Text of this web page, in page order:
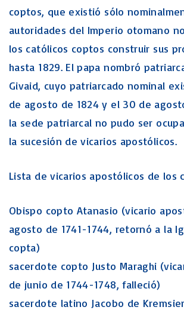
coptos, que existió sólo
autoridades del Imperio otomano
los católicos coptos construir sus
hasta 1829. El papa nombró
Givaid, cuyo patriarcado nominal
de agosto de 1824 y el 30 de
la sede patriarcal no pudo ser
la sucesión de vicarios apostólicos.
Lista de vicarios apostólicos de los
Obispo copto Atanasio (vicario
agosto de 1741-1744, retornó a la
copta)
sacerdote copto Justo Maraghi
de junio de 1744-1748, falleció)
sacerdote latino Jacobo de